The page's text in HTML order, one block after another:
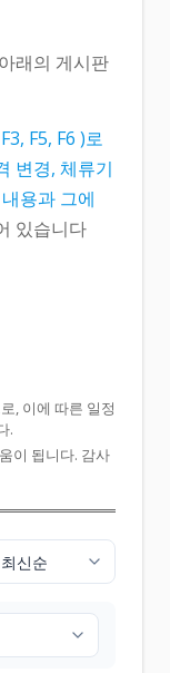
래의 게시판
F5, F6 )로
변경, 체류기
용과 그에
있습니다
, 이에 따른 일정
.
이 됩니다. 감사